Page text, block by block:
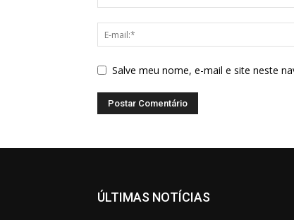
Salve meu nome, e-mail e site neste
ÚLTIMAS NOTÍCIAS